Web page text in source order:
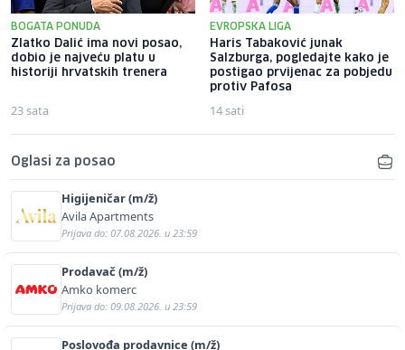
BOGATA PONUDA
Zlatko Dalić ima novi posao,
dobio je najveću platu u
historiji hrvatskih trenera
23 sata
EVROPSKA LIGA
Haris Tabaković junak
Salzburga, pogledajte kako je
postigao prvijenac za pobjedu
protiv Pafosa
14 sati
Oglasi za posao
Higijeničar (m/ž)
Avila Apartments
Prijava do: 07.08.2026. u 23:59
Prodavač (m/ž)
Amko komerc
Prijava do: 09.08.2026. u 23:59
Poslovođa prodavnice (m/ž)